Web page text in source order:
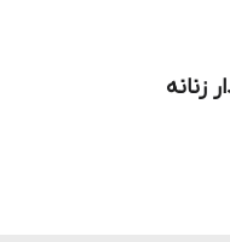
زنانه